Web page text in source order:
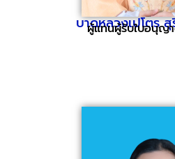
บาดหลวงเปโตร
ผู้แทนผู้รับใบอนุญ